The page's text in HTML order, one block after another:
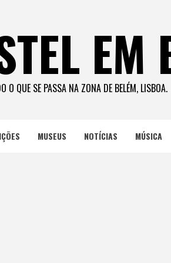
EM
O QUE SE PASSA NA ZONA DE BELÉM, LISBOA.
MUSEUS NOTÍCIAS MÚSICA